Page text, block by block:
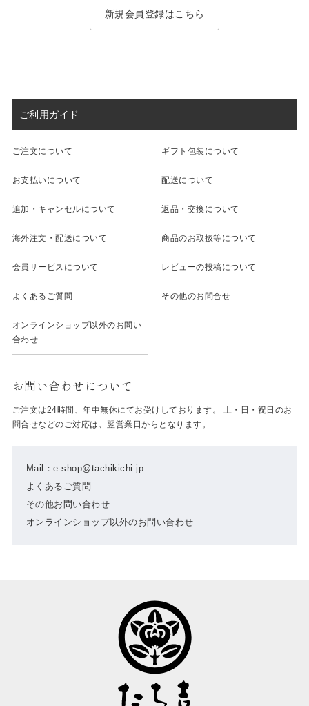
新規会員登録はこちら
ご利用ガイド
ご注文について ギフト包装について
お支払いについて 配送について
追加・キャンセルについて 返品・交換について
海外注文・配送について 商品のお取扱等について
会員サービスについて レビューの投稿について
よくあるご質問 その他のお問合せ
オンラインショップ以外のお問い
合わせ
お問い合わせについて
Mail：e-shop@tachikichi.jp
よくあるご質問
その他お問い合わせ
オンラインショップ以外のお問い合わせ
ご注文は24時間、年中無休にてお受けしております。 土・日・祝日のお
問合せなどのご対応は、翌営業日からとなります。